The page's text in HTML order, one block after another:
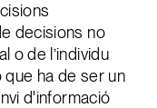
decisions no
o de l’individu
que ha de ser un
d'informació